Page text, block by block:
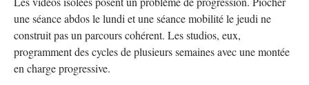
une séance abdos le lundi et une séance mobilité le jeudi ne
construit pas un parcours cohérent. Les studios, eux,
programment des cycles de plusieurs semaines avec une montée
en charge progressive.